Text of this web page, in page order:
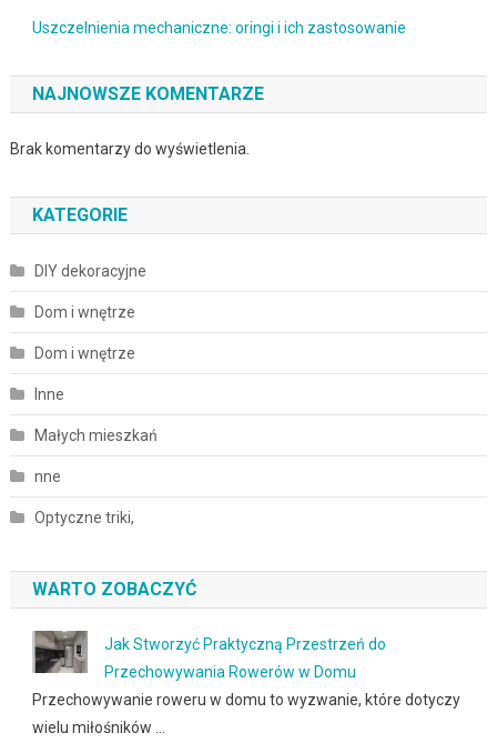
Uszczelnienia mechaniczne: oringi i ich zastosowanie
NAJNOWSZE KOMENTARZE
Brak komentarzy do wyświetlenia.
KATEGORIE
DIY dekoracyjne
Dom i wnętrze
Dom i wnętrze
Inne
Małych mieszkań
nne
Optyczne triki,
WARTO ZOBACZYĆ
Jak Stworzyć Praktyczną Przestrzeń do
Przechowywania Rowerów w Domu
Przechowywanie roweru w domu to wyzwanie, które dotyczy
wielu miłośników …